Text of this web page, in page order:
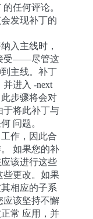
任何评论。
发现补丁的
入主线时，
受——尽管这
主线。补丁
进入 -next
步骤将会对
于将此补丁与
问题。
作，因此合
如果您的补
该进行这些
些更改。如果
相应的子系
应该坚持不懈
常 应用，并